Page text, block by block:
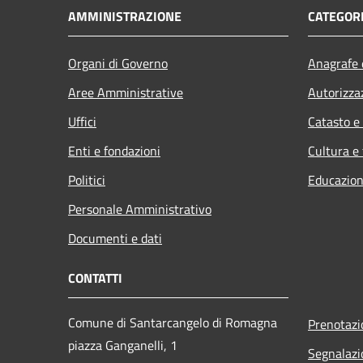
AMMINISTRAZIONE
Organi di Governo
Aree Amministrative
Uffici
Enti e fondazioni
Politici
Personale Amministrativo
Documenti e dati
Catasto
Cultura
CONTATTI
Comune di Santarcangelo di Romagna
piazza Ganganelli, 1